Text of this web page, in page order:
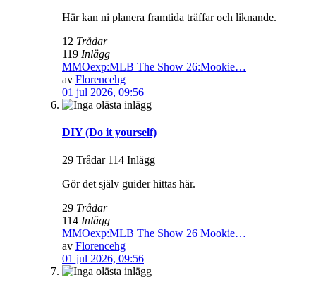
Här kan ni planera framtida träffar och liknande.
12 Trådar
119 Inlägg
MMOexp:MLB The Show 26:Mookie…
av Florencehg
01 jul 2026, 09:56
DIY (Do it yourself)
29 Trådar 114 Inlägg
Gör det själv guider hittas här.
29 Trådar
114 Inlägg
MMOexp:MLB The Show 26 Mookie…
av Florencehg
01 jul 2026, 09:56